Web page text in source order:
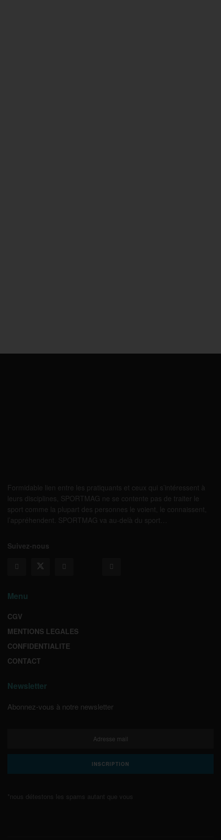
Formidable lien entre les pratiquants et ceux qui s’intéressent à
leurs disciplines, SPORTMAG ne se contente pas de traiter le
sport comme la plupart des personnes le voient, le connaissent,
l’appréhendent. SPORTMAG va au-delà du sport…
Suivez-nous
Menu
CGV
MENTIONS LEGALES
CONFIDENTIALITE
CONTACT
Newsletter
Abonnez-vous à notre newsletter
*nous détestons les spams autant que vous